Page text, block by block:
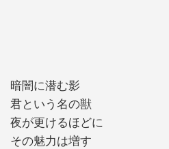
暗闇に潜む影
君という名の獣
夜が更けるほどに
その魅力は増す